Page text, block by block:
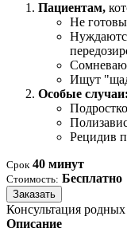
Пациентам,
Не
Ищут
Особые случаи:
Рецидив
Срок 40 минут
Стоимость: Бесплатно
Заказать
Консультация
Описание